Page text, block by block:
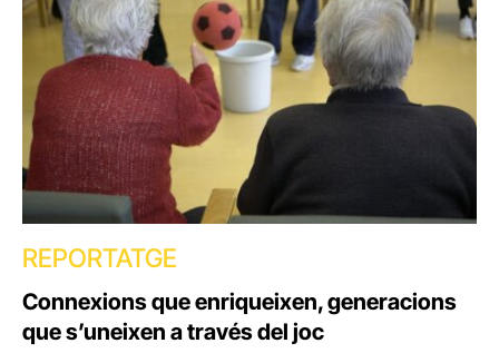
REPORTATGE
Connexions que enriqueixen, generacions
que s’uneixen a través del joc